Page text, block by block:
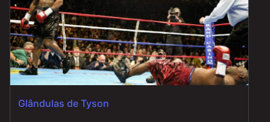
Glândulas de Tyson